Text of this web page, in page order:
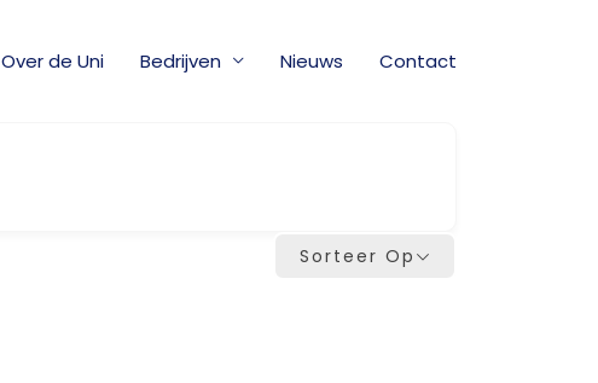
Over de Uni Bedrijven Nieuws Contact
Sorteer Op